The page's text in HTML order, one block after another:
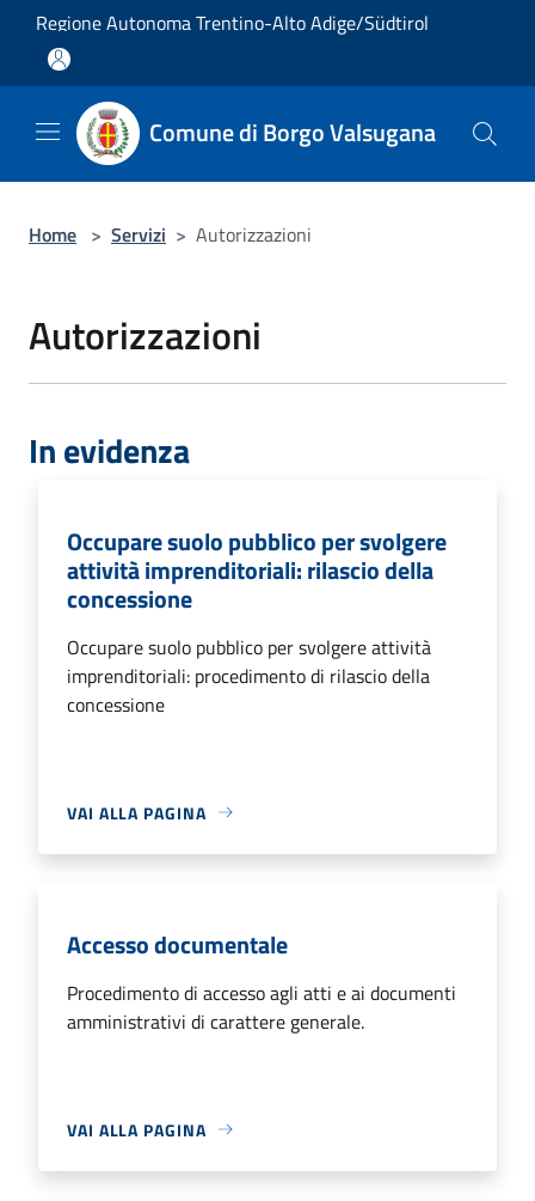
Salta al contenuto principale
Regione Autonoma Trentino-Alto Adige/Südtirol
Comune di Borgo Valsugana
Home > Servizi > Autorizzazioni
Autorizzazioni
In evidenza
Occupare suolo pubblico per svolgere
attività imprenditoriali: rilascio della
concessione
Occupare suolo pubblico per svolgere attività
imprenditoriali: procedimento di rilascio della
concessione
VAI ALLA PAGINA
Accesso documentale
Procedimento di accesso agli atti e ai documenti
amministrativi di carattere generale.
VAI ALLA PAGINA